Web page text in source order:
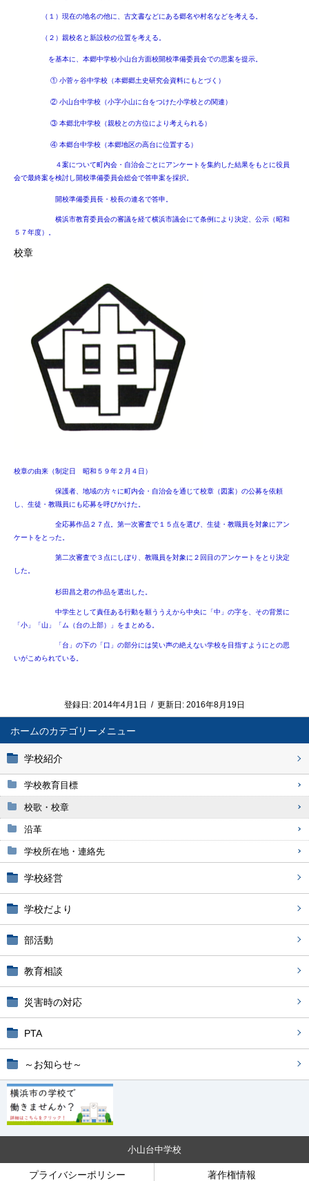
ホーム
学校紹介
学校教育目標
校歌・校章
沿革
学校所在地・連絡先
学校経営
学校だより
部活動
教育相談
災害時の対応
PTA
～お知らせ～
（１）現在の地名の他に、古文書などにある郷名や村名などを考える。
（２）親校名と新設校の位置を考える。
を基本に、本郷中学校小山台方面校開校準備委員会での思案を提示。
① 小菅ヶ谷中学校（本郷郷土史研究会資料にもとづく）
② 小山台中学校（小字小山に台をつけた小学校との関連）
③ 本郷北中学校（親校との方位により考えられる）
④ 本郷台中学校（本郷地区の高台に位置する）
４案について町内会・自治会ごとにアンケートを集約した結果をもとに役員
会で最終案を検討し開校準備委員会総会で答申案を採択。
開校準備委員長・校長の連名で答申。
横浜市教育委員会の審議を経て横浜市議会にて条例により決定、公示（昭和
５７年度）。
校章
校章の由来（制定日 昭和５９年２月４日）
保護者、地域の方々に町内会・自治会を通じて校章（図案）の公募を依頼
し、生徒・教職員にも応募を呼びかけた。
全応募作品２７点。第一次審査で１５点を選び、生徒・教職員を対象にアン
ケートをとった。
第二次審査で３点にしぼり、教職員を対象に２回目のアンケートをとり決定
した。
杉田昌之君の作品を選出した。
中学生として責任ある行動を願ううえから中央に「中」の字を、その背景に
「小」「山」「ム（台の上部）」をまとめる。
「台」の下の「口」の部分には笑い声の絶えない学校を目指すようにとの思
いがこめられている。
登録日: 2014年4月1日 / 更新日: 2016年8月19日
小山台中学校
プライバシーポリシー 著作権情報